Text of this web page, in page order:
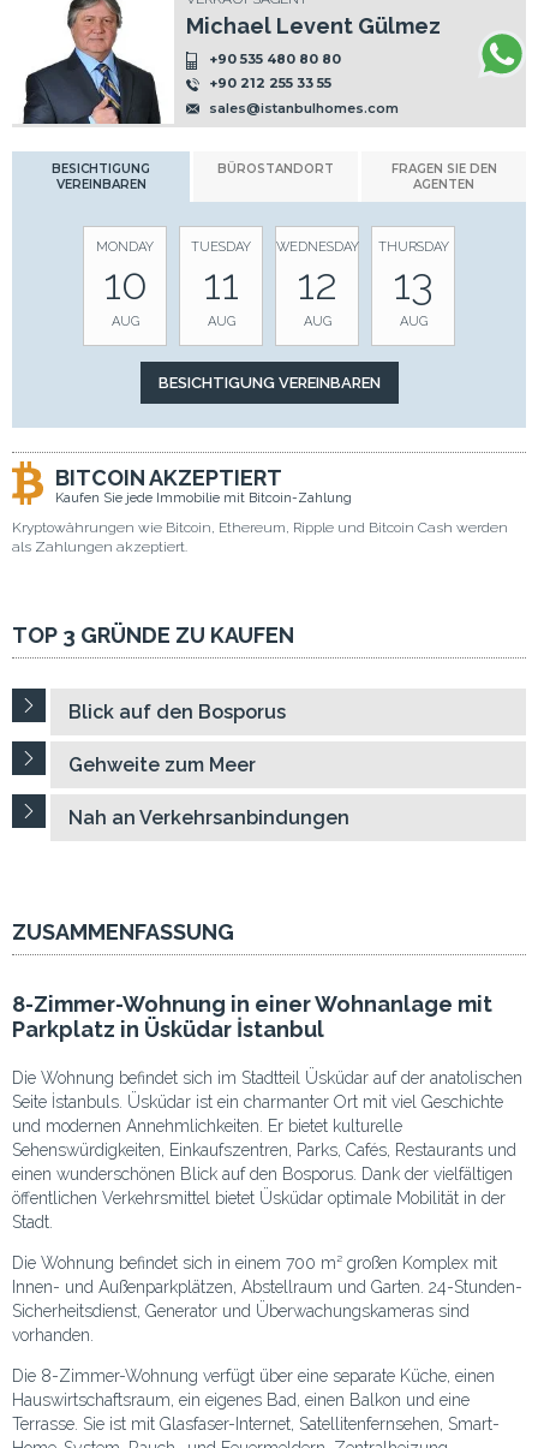
Michael Levent Gülmez
+90 535 480 80 80
+90 212 255 33 55
sales@istanbulhomes.com
BESICHTIGUNG
VEREINBAREN
BÜROSTANDORT
FRAGEN SIE DEN
AGENTEN
MONDAY
10
AUG
TUESDAY
11
AUG
WEDNESDAY
12
AUG
THURSDAY
13
AUG
BITCOIN AKZEPTIERT
Kaufen Sie jede Immobilie mit Bitcoin-Zahlung
Kryptowährungen wie Bitcoin, Ethereum, Ripple und Bitcoin Cash werden
als Zahlungen akzeptiert.
TOP 3 GRÜNDE ZU KAUFEN
Blick auf den Bosporus
Gehweite zum Meer
Nah an Verkehrsanbindungen
ZUSAMMENFASSUNG
8-Zimmer-Wohnung in einer Wohnanlage mit
Parkplatz in Üsküdar İstanbul
Die Wohnung befindet sich im Stadtteil Üsküdar auf der anatolischen
Seite İstanbuls. Üsküdar ist ein charmanter Ort mit viel Geschichte
und modernen Annehmlichkeiten. Er bietet kulturelle
Sehenswürdigkeiten, Einkaufszentren, Parks, Cafés, Restaurants und
einen wunderschönen Blick auf den Bosporus. Dank der vielfältigen
öffentlichen Verkehrsmittel bietet Üsküdar optimale Mobilität in der
Stadt.
Die Wohnung befindet sich in einem 700 m² großen Komplex mit
Innen- und Außenparkplätzen, Abstellraum und Garten. 24-Stunden-
Sicherheitsdienst, Generator und Überwachungskameras sind
vorhanden.
Die 8-Zimmer-Wohnung verfügt über eine separate Küche, einen
Hauswirtschaftsraum, ein eigenes Bad, einen Balkon und eine
Terrasse. Sie ist mit Glasfaser-Internet, Satellitenfernsehen, Smart-